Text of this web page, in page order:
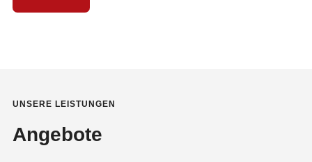
UNSERE LEISTUNGEN
Angebote